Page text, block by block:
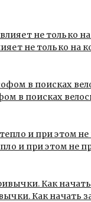
не только на
в поисках
и при этом не
Как начать